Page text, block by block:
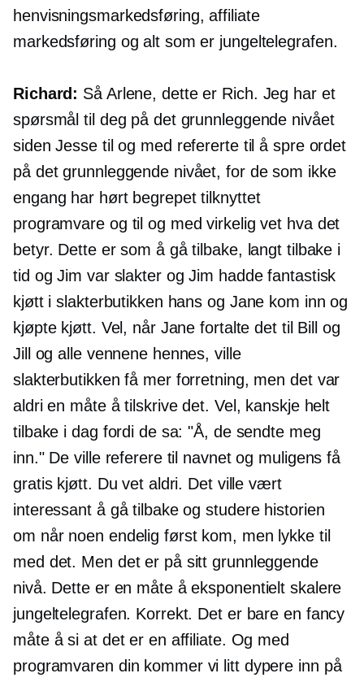
henvisningsmarkedsføring, affiliate
markedsføring og alt som er jungeltelegrafen.
Richard: Så Arlene, dette er Rich. Jeg har et
spørsmål til deg på det grunnleggende nivået
siden Jesse til og med refererte til å spre ordet
på det grunnleggende nivået, for de som ikke
engang har hørt begrepet tilknyttet
programvare og til og med virkelig vet hva det
betyr. Dette er som å gå tilbake, langt tilbake i
tid og Jim var slakter og Jim hadde fantastisk
kjøtt i slakterbutikken hans og Jane kom inn og
kjøpte kjøtt. Vel, når Jane fortalte det til Bill og
Jill og alle vennene hennes, ville
slakterbutikken få mer forretning, men det var
aldri en måte å tilskrive det. Vel, kanskje helt
tilbake i dag fordi de sa: "Å, de sendte meg
inn." De ville referere til navnet og muligens få
gratis kjøtt. Du vet aldri. Det ville vært
interessant å gå tilbake og studere historien
om når noen endelig først kom, men lykke til
med det. Men det er på sitt grunnleggende
nivå. Dette er en måte å eksponentielt skalere
jungeltelegrafen. Korrekt. Det er bare en fancy
måte å si at det er en affiliate. Og med
programvaren din kommer vi litt dypere inn på